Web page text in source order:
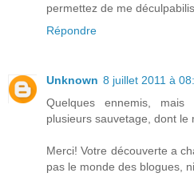
permettez de me
Répondre
Unknown 8 juillet 2011 à
Quelques ennemis,
plusieurs sauvetage, dont le
Merci! Votre découverte a
pas le monde des blogues,